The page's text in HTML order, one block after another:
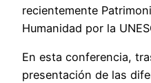
recientemente
Humanidad por la
En esta conferencia,
presentación de las